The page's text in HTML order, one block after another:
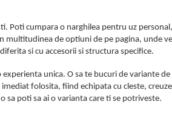
Poti cumpara o narghilea pentru uz
multitudinea de optiuni de pe pagina, unde
si cu accesorii si structura specifice.
unica. O sa te bucuri de variante de
folosita, fiind echipata cu cleste,
sa poti sa ai o varianta care ti se potriveste.